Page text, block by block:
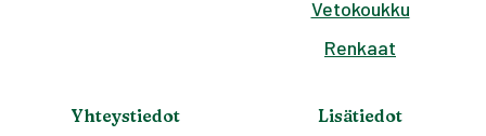
Vetokoukku
Renkaat
Yhteystiedot Lisätiedot